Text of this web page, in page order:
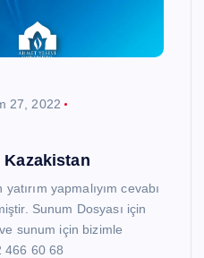
27, 2022
Kazakistan
yapmalıyım cevabı
Sunum Dosyası için
ve sunum için bizimle
466 60 68